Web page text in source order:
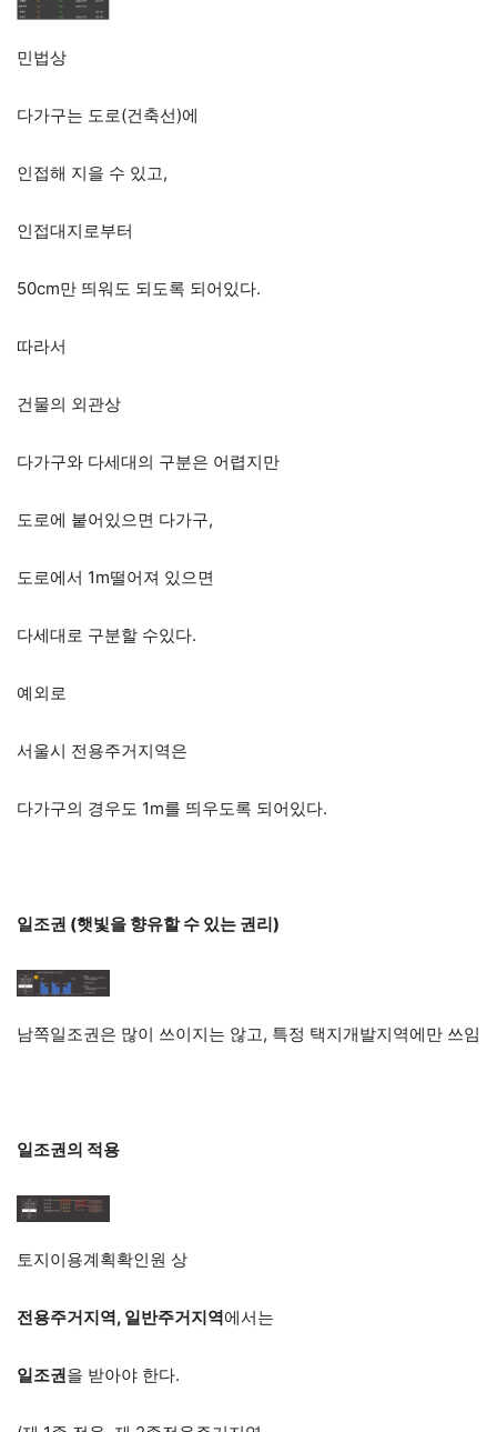
민법상
다가구는 도로(건축선)에
인접해 지을 수 있고,
인접대지로부터
50cm만 띄워도 되도록 되어있다.
따라서
건물의 외관상
다가구와 다세대의 구분은 어렵지만
도로에 붙어있으면 다가구,
도로에서 1m떨어져 있으면
다세대로 구분할 수있다.
예외로
서울시 전용주거지역은
다가구의 경우도 1m를 띄우도록 되어있다.
일조권 (햇빛을 향유할 수 있는 권리)
남쪽일조권은 많이 쓰이지는 않고, 특정 택지개발지역에만 쓰임
일조권의 적용
토지이용계획확인원 상
전용주거지역, 일반주거지역에서는
일조권을 받아야 한다.